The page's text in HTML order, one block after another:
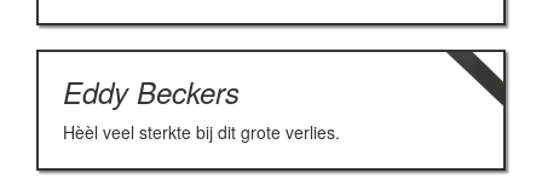
Eddy Beckers
Hèèl veel sterkte bij dit grote verlies.